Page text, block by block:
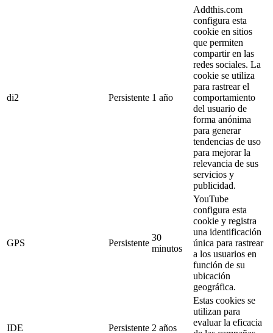
di2 Persistente 1 año
Addthis.com
configura esta
cookie en sitios
que permiten
compartir en las
redes sociales. La
cookie se utiliza
para rastrear el
comportamiento
del usuario de
forma anónima
para generar
tendencias de uso
para mejorar la
relevancia de sus
servicios y
publicidad.
GPS Persistente
30
minutos
YouTube
configura esta
cookie y registra
una identificación
única para rastrear
a los usuarios en
función de su
ubicación
geográfica.
IDE Persistente 2 años
Estas cookies se
utilizan para
evaluar la eficacia